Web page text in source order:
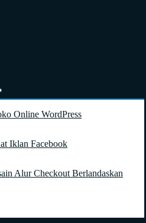
Online WordPress
Iklan Facebook
Alur Checkout Berlandaskan